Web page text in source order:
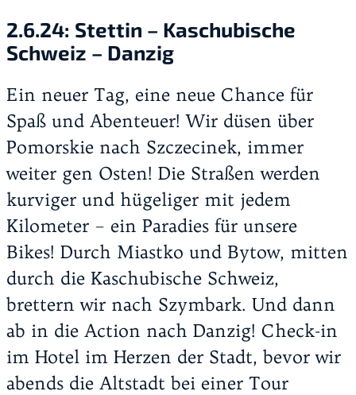
2.6.24: Stettin – Kaschubische
Schweiz – Danzig
Ein neuer Tag, eine neue Chance für
Spaß und Abenteuer! Wir düsen über
Pomorskie nach Szczecinek, immer
weiter gen Osten! Die Straßen werden
kurviger und hügeliger mit jedem
Kilometer – ein Paradies für unsere
Bikes! Durch Miastko und Bytow, mitten
durch die Kaschubische Schweiz,
brettern wir nach Szymbark. Und dann
ab in die Action nach Danzig! Check-in
im Hotel im Herzen der Stadt, bevor wir
abends die Altstadt bei einer Tour